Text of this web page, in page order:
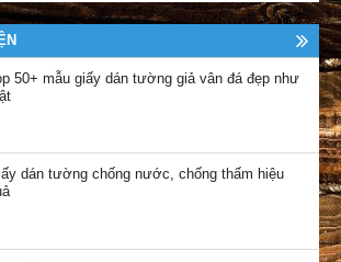
50+ mẫu giấy dán tường giả vân đá đẹp như
dán tường chống nước, chống thấm hiệu